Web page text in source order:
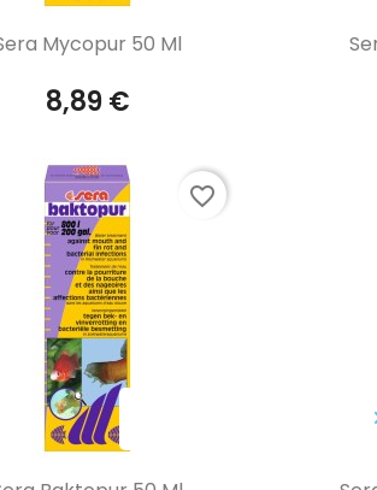
Aperçu rapide
Mycopur 50 Ml
8,89 €
Aperçu rapide
favorite_border